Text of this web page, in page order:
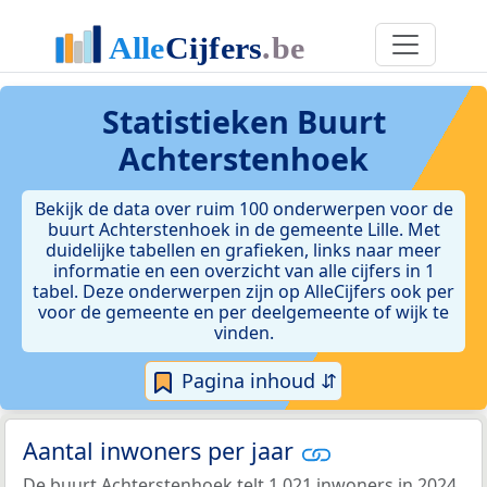
Statistieken Buurt
Achterstenhoek
Bekijk de data over ruim 100 onderwerpen voor de
buurt Achterstenhoek in de gemeente Lille. Met
duidelijke tabellen en grafieken, links naar meer
informatie en een overzicht van alle cijfers in 1
tabel. Deze onderwerpen zijn op AlleCijfers ook per
voor de gemeente en per deelgemeente of wijk te
vinden.
Pagina inhoud ⇵
Aantal inwoners per jaar